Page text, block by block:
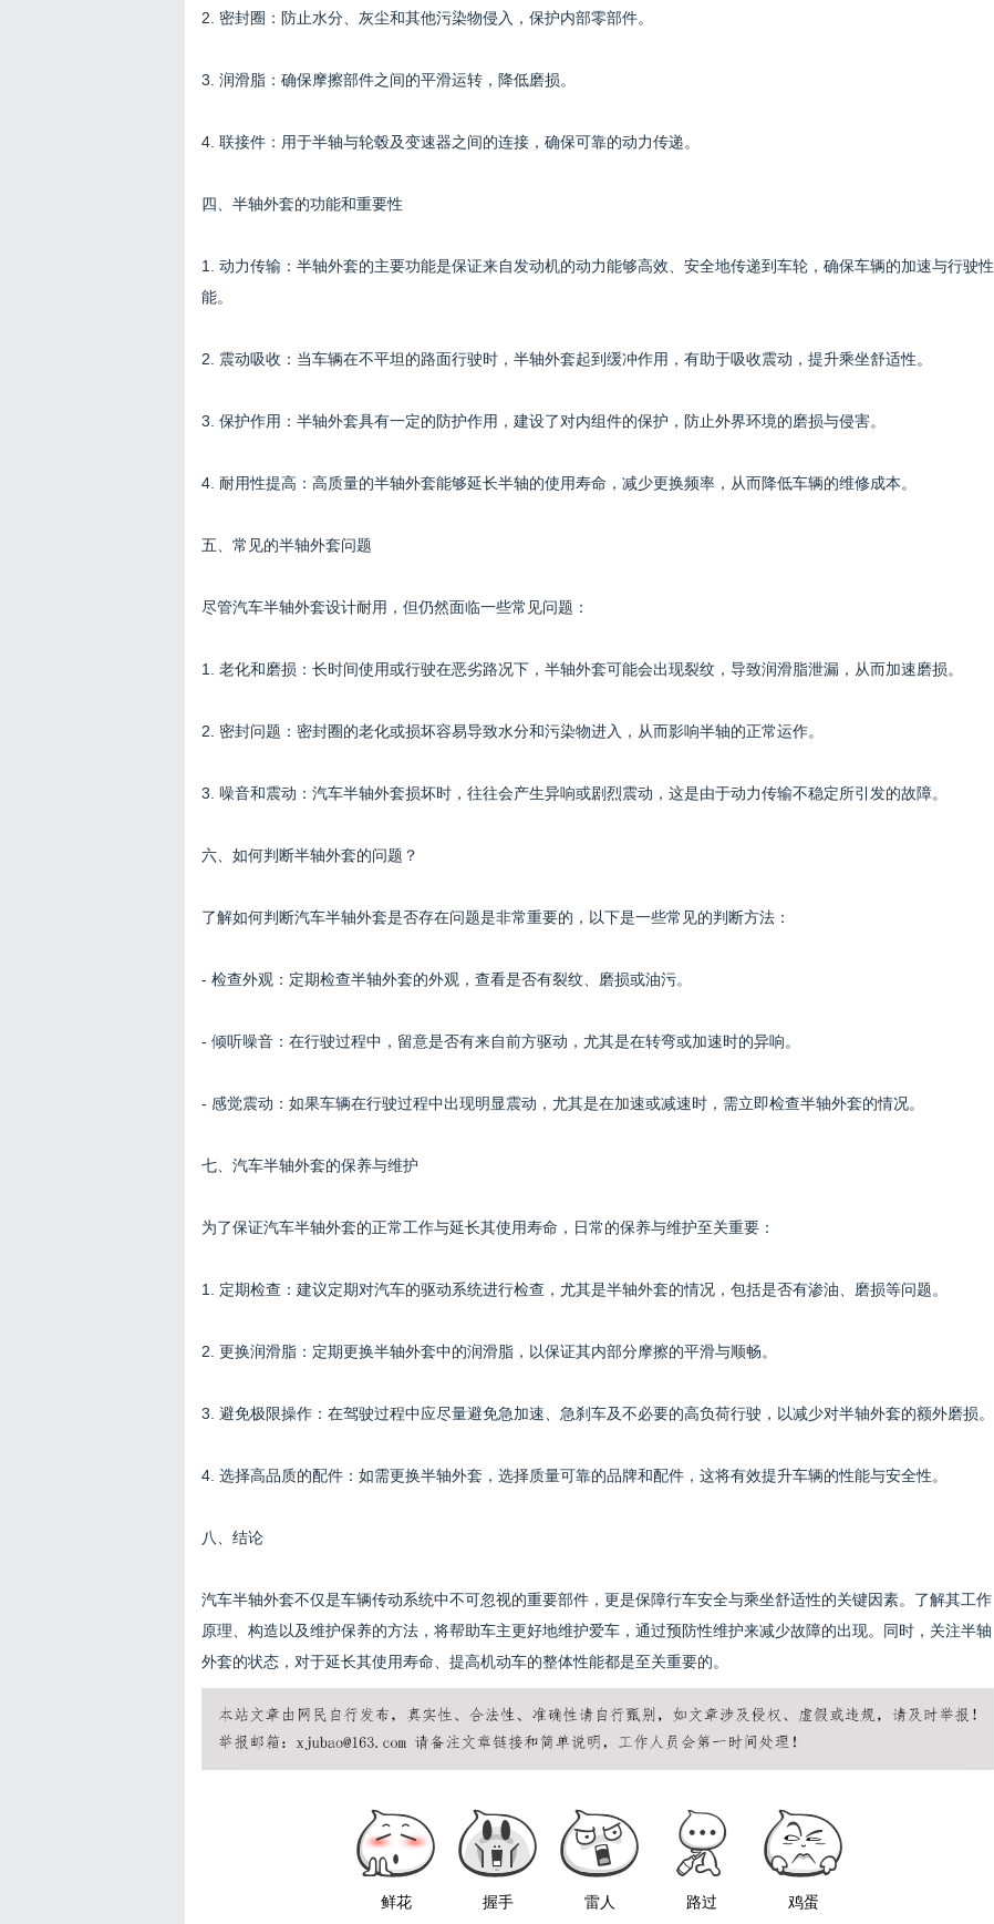
2. 密封圈：防止水分、灰尘和其他污染物侵入，保护内部零部件。
3. 润滑脂：确保摩擦部件之间的平滑运转，降低磨损。
4. 联接件：用于半轴与轮毂及变速器之间的连接，确保可靠的动力传递。
四、半轴外套的功能和重要性
1. 动力传输：半轴外套的主要功能是保证来自发动机的动力能够高效、安全地传递到车轮，确保车辆的加速与行驶性
能。
2. 震动吸收：当车辆在不平坦的路面行驶时，半轴外套起到缓冲作用，有助于吸收震动，提升乘坐舒适性。
3. 保护作用：半轴外套具有一定的防护作用，建设了对内组件的保护，防止外界环境的磨损与侵害。
4. 耐用性提高：高质量的半轴外套能够延长半轴的使用寿命，减少更换频率，从而降低车辆的维修成本。
五、常见的半轴外套问题
尽管汽车半轴外套设计耐用，但仍然面临一些常见问题：
1. 老化和磨损：长时间使用或行驶在恶劣路况下，半轴外套可能会出现裂纹，导致润滑脂泄漏，从而加速磨损。
2. 密封问题：密封圈的老化或损坏容易导致水分和污染物进入，从而影响半轴的正常运作。
3. 噪音和震动：汽车半轴外套损坏时，往往会产生异响或剧烈震动，这是由于动力传输不稳定所引发的故障。
六、如何判断半轴外套的问题？
了解如何判断汽车半轴外套是否存在问题是非常重要的，以下是一些常见的判断方法：
- 检查外观：定期检查半轴外套的外观，查看是否有裂纹、磨损或油污。
- 倾听噪音：在行驶过程中，留意是否有来自前方驱动，尤其是在转弯或加速时的异响。
- 感觉震动：如果车辆在行驶过程中出现明显震动，尤其是在加速或减速时，需立即检查半轴外套的情况。
七、汽车半轴外套的保养与维护
为了保证汽车半轴外套的正常工作与延长其使用寿命，日常的保养与维护至关重要：
1. 定期检查：建议定期对汽车的驱动系统进行检查，尤其是半轴外套的情况，包括是否有渗油、磨损等问题。
2. 更换润滑脂：定期更换半轴外套中的润滑脂，以保证其内部分摩擦的平滑与顺畅。
3. 避免极限操作：在驾驶过程中应尽量避免急加速、急刹车及不必要的高负荷行驶，以减少对半轴外套的额外磨损。
4. 选择高品质的配件：如需更换半轴外套，选择质量可靠的品牌和配件，这将有效提升车辆的性能与安全性。
八、结论
汽车半轴外套不仅是车辆传动系统中不可忽视的重要部件，更是保障行车安全与乘坐舒适性的关键因素。了解其工作
原理、构造以及维护保养的方法，将帮助车主更好地维护爱车，通过预防性维护来减少故障的出现。同时，关注半轴
外套的状态，对于延长其使用寿命、提高机动车的整体性能都是至关重要的。
鲜花 握手 雷人 路过 鸡蛋